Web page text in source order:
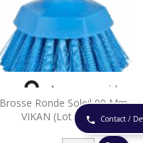
phone Contact /
Brosse Ronde Soleil 90 Mm
VIKAN (lot De 15)
 Aperçu rapide